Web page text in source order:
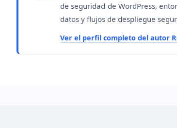
de seguridad de WordPress,
datos y flujos de despliegue
Ver el perfil completo del autor